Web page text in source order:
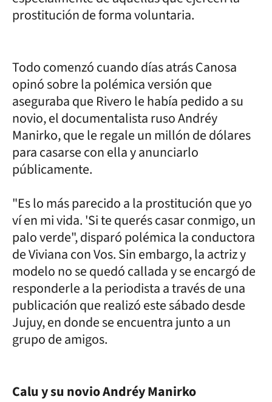
prostitución de forma voluntaria.
Todo comenzó cuando días atrás Canosa
opinó sobre la polémica versión que
aseguraba que Rivero le había pedido a su
novio, el documentalista ruso Andréy
Manirko, que le regale un millón de dólares
para casarse con ella y anunciarlo
públicamente.
"Es lo más parecido a la prostitución que yo
ví en mi vida. 'Si te querés casar conmigo, un
palo verde", disparó polémica la conductora
de Viviana con Vos. Sin embargo, la actriz y
modelo no se quedó callada y se encargó de
responderle a la periodista a través de una
publicación que realizó este sábado desde
Jujuy, en donde se encuentra junto a un
grupo de amigos.
Calu y su novio Andréy Manirko